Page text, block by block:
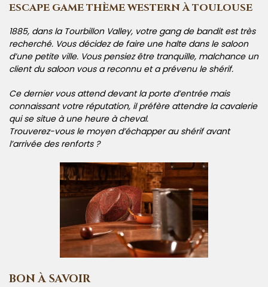
ESCAPE GAME THÈME WESTERN À TOULOUSE
1885, dans la Tourbillon Valley, votre gang de bandit est très
recherché. Vous décidez de faire une halte dans le saloon
d’une petite ville. Vous pensiez être tranquille, malchance un
client du saloon vous a reconnu et a prévenu le shérif.
Ce dernier vous attend devant la porte d’entrée mais
connaissant votre réputation, il préfère attendre la cavalerie
qui se situe à une heure à cheval.
Trouverez-vous le moyen d’échapper au shérif avant
l’arrivée des renforts ?
BON À SAVOIR